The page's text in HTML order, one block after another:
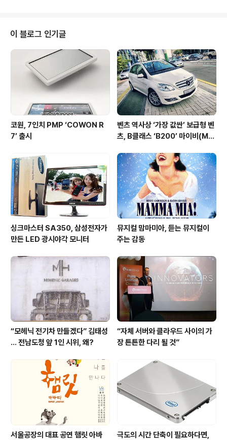
월 정보통신산업진흥원 자료에 따르면 시장규모는 2016
년 2,971억 원 대비 16.8% 증가한 3,469억 원, 관련 기
업 수는 253개에서 302개로 늘었다. 그러나 2019년을
맞이하고 4차 산업혁명이란 단어가 익숙해질 대로 익숙해
진 지금, 3D 프린팅 산업 관련 소식은 상대적으로 뜸해진
인상을 지..
이 블로그 인기글
코원, 7인치 PMP ‘COWON R
7’ 출시
벤츠 역사상 ‘가장 값싼’ 보급형 벤
츠, B클래스 ‘B200’ 마이비(My
싱크마스터 SA350, 삼성전자가
만든 LED 광시야각 모니터
뮤지컬 맘마미아, 듣는 뮤지컬이
주는 감동
“모헤닉 전기차 만들겠다” 김태성
… 전남도청 앞 1인 시위, 왜?
“자체 서버와 클라우드 사이의 가
장 튼튼한 다리 될 것”
서울공장의 대표 공연 햄릿 아바 극도의 시간 단축이 필요하다면,